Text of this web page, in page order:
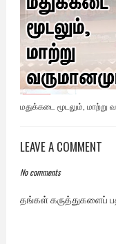
மதுக்கடை மூடலும், மாற்று
LEAVE A COMMENT
No comments
தங்கள் கருத்துகளைப்